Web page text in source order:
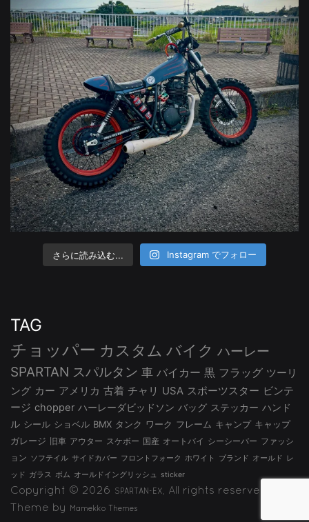
さらに読み込む... Instagram でフォロー
TAG
チョッパー カスタム バイク ハーレー
SPARTAN スパルタン 車 バイカー 黒 フラッグ ツーリ
ング カー アメリカ 古着 チャリ USA スポーツスター ビンテ
ージ chopper ハーレーダビッドソン バッグ ステッカー ハンド
ル シール ショベル BMX タンク ワーク フレーム キャンプ キャップ
ガレージ
旧車 アウター スケボー 国産 オートバイ シーシーバー ファッシ
ョン ソフテイル サイドカバー フロントフォーク ホワイト ブランド オールド レ
ッド ガラス ボム オールドイングリッシュ sticker
Copyright © 2026 SPARTAN-EX
, All rights reserved.
Theme by
Mamekko Themes